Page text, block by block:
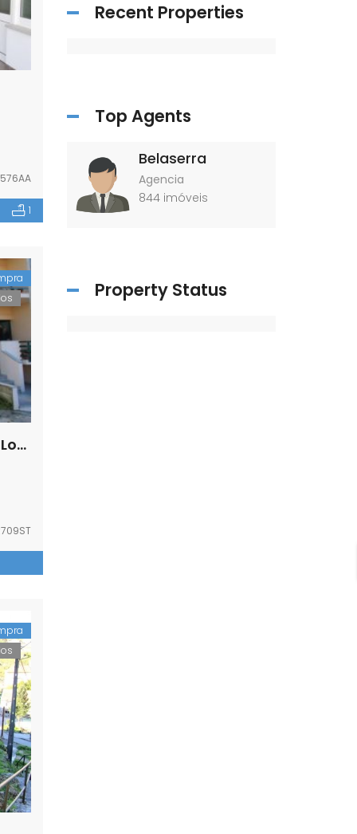
1
Lote de Terreno para construção em Loriga
Recent Properties
Top Agents
Belaserra
Agencia
844imóveis
Property Status